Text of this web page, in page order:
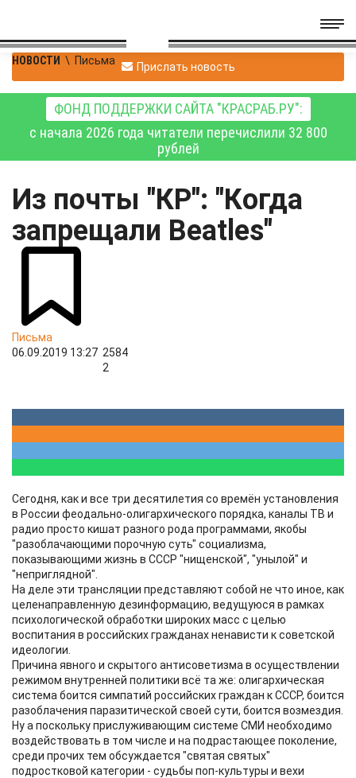
НОВОСТИ \ Письма Прислать новость
ФОНД ПОДДЕРЖКИ САЙТА "КРАСРАБ.РУ":
с начала 2026 года читатели перечислили 32 800
рублей
Из почты "КР": "Когда
запрещали Beatles"
Письма
06.09.2019 13:27 2584
2
Сегодня, как и все три десятилетия со времён установления
в России феодально-олигархического порядка, каналы ТВ и
радио просто кишат разного рода программами, якобы
"разоблачающими порочную суть" социализма,
показывающими жизнь в СССР "нищенской", "унылой" и
"неприглядной".
На деле эти трансляции представляют собой не что иное, как
целенаправленную дезинформацию, ведущуюся в рамках
психологической обработки широких масс с целью
воспитания в российских гражданах ненависти к советской
идеологии.
Причина явного и скрытого антисоветизма в осуществлении
режимом внутренней политики всё та же: олигархическая
система боится симпатий российских граждан к СССР, боится
разоблачения паразитической своей сути, боится возмездия.
Ну а поскольку прислуживающим системе СМИ необходимо
воздействовать в том числе и на подрастающее поколение,
среди прочих тем обсуждается "святая святых"
подростковой категории - судьбы поп-культуры и вехи